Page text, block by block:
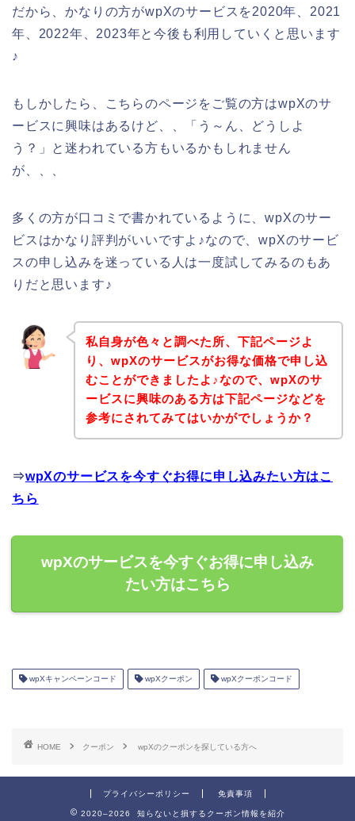
だから、かなりの方がwpXのサービスを2020年、2021
年、2022年、2023年と今後も利用していくと思います
♪
もしかしたら、こちらのページをご覧の方はwpXのサ
ービスに興味はあるけど、、「う～ん、どうしよ
う？」と迷われている方もいるかもしれません
が、、、
多くの方が口コミで書かれているように、wpXのサー
ビスはかなり評判がいいですよ♪なので、wpXのサービ
スの申し込みを迷っている人は一度試してみるのもあ
りだと思います♪
私自身が色々と調べた所、下記ページよ
り、wpXのサービスがお得な価格で申し込
むことができましたよ♪なので、wpXのサ
ービスに興味のある方は下記ページなどを
参考にされてみてはいかがでしょうか？
⇒wpXのサービスを今すぐお得に申し込みたい方はこ
ちら
wpXのサービスを今すぐお得に申し込み
たい方はこちら
wpXキャンペーンコード wpXクーポン wpXクーポンコード
HOME クーポン wpXのクーポンを探している方へ
プライバシーポリシー 免責事項
2020–2026 知らないと損するクーポン情報を紹介